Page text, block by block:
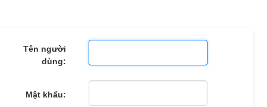
Tên người
dùng:
Mật khẩu: